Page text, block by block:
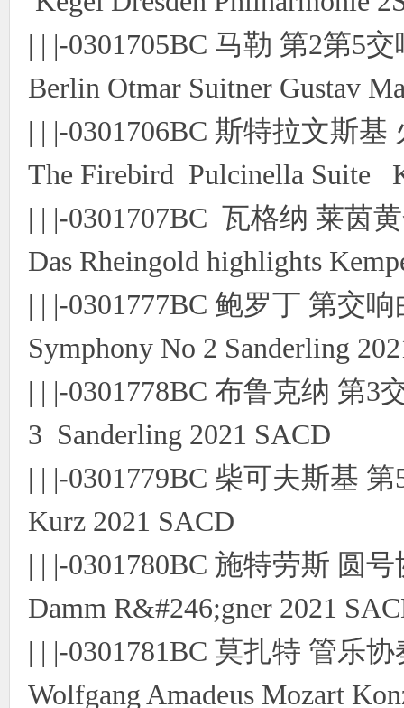
| | |-0301705BC 马勒 第2第5
Berlin Otmar Suitner Gustav
| | |-0301706BC 斯特拉文斯
The Firebird Pulcinella Suite
| | |-0301707BC 瓦格纳 莱茵
Das Rheingold highlights
| | |-0301777BC 鲍罗丁 第交
Symphony No 2 Sanderling
| | |-0301778BC 布鲁克纳 第3
3 Sanderling 2021 SACD
| | |-0301779BC 柴可夫斯基
Kurz 2021 SACD
| | |-0301780BC 施特劳斯 圆
Damm R&#246;gner 2021
| | |-0301781BC 莫扎特 管乐
Wolfgang Amadeus Mozart